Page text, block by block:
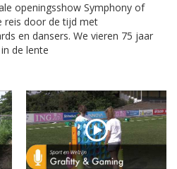
openingsshow Symphony of
reis door de tijd met
en dansers. We vieren 75 jaar
de lente